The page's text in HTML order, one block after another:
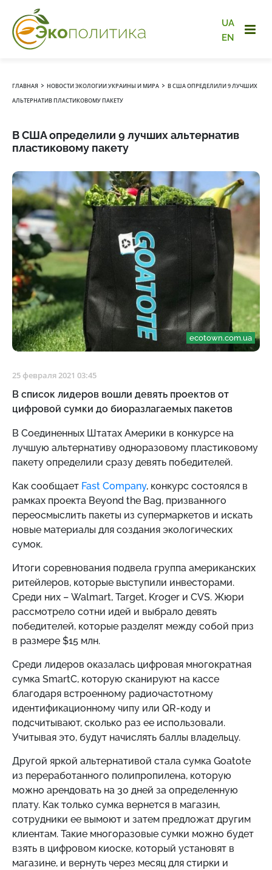
UA
EN
ГЛАВНАЯ › НОВОСТИ ЭКОЛОГИИ УКРАИНЫ И МИРА › В США ОПРЕДЕЛИЛИ 9 ЛУЧШИХ
АЛЬТЕРНАТИВ ПЛАСТИКОВОМУ ПАКЕТУ
В США определили 9 лучших альтернатив
пластиковому пакету
ecotown.com.ua
25 февраля 2021 03:45
В список лидеров вошли девять проектов от
цифровой сумки до биоразлагаемых пакетов
В Соединенных Штатах Америки в конкурсе на
лучшую альтернативу одноразовому пластиковому
пакету определили сразу девять победителей.
Как сообщает Fast Company, конкурс состоялся в
рамках проекта Beyond the Bag, призванного
переосмыслить пакеты из супермаркетов и искать
новые материалы для создания экологических
сумок.
Итоги соревнования подвела группа американских
ритейлеров, которые выступили инвесторами.
Среди них – Walmart, Target, Kroger и CVS. Жюри
рассмотрело сотни идей и выбрало девять
победителей, которые разделят между собой приз
в размере $15 млн.
Среди лидеров оказалась цифровая многократная
сумка SmartC, которую сканируют на кассе
благодаря встроенному радиочастотному
идентификационному чипу или QR-коду и
подсчитывают, сколько раз ее использовали.
Учитывая это, будут начислять баллы владельцу.
Другой яркой альтернативой стала сумка Goatote
из переработанного полипропилена, которую
можно арендовать на 30 дней за определенную
плату. Как только сумка вернется в магазин,
сотрудники ее вымоют и затем предложат другим
клиентам. Такие многоразовые сумки можно будет
взять в цифровом киоске, который установят в
магазине, и вернуть через месяц для стирки и